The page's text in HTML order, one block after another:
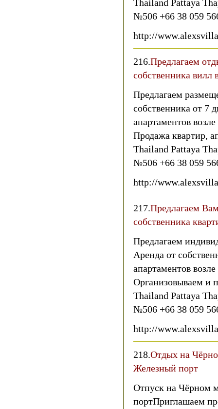
Thailand Pattaya
№506 +66 38 059
http://
216.Предлагаем
собственника
Предлагаем
собственника от 7
апартаментов
Продажа квартир,
Thailand Pattaya
№506 +66 38 059
http://
217.Предлагаем
собственника
Предлагаем
Аренда от
апартаментов
Организовываем и
Thailand Pattaya
№506 +66 38 059
http://
218.Отдых на
Железный порт
Отпуск на Чёрном
портПриглашаем